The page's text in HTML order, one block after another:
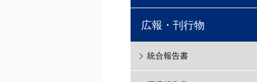
広報・刊行物
統合報告書